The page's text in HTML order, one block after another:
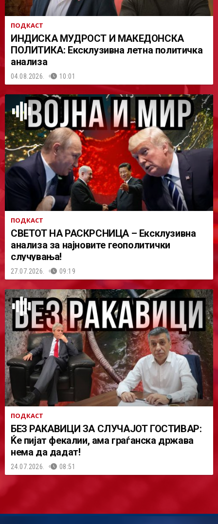
ПОДКАСТ
ИНДИСКА МУДРОСТ И МАКЕДОНСКА
ПОЛИТИКА: Ексклузивна летна политичка
анализа
04.08.2026. 10:01
ПОДКАСТ
СВЕТОТ НА РАСКРСНИЦА – Ексклузивна
анализа за најновите геополитички
случувања!
27.07.2026. 09:19
ПОДКАСТ
БЕЗ РАКАВИЦИ ЗА СЛУЧАЈОТ ГОСТИВАР:
Ќе пијат фекалии, ама граѓанска држава
нема да дадат!
24.07.2026. 08:51